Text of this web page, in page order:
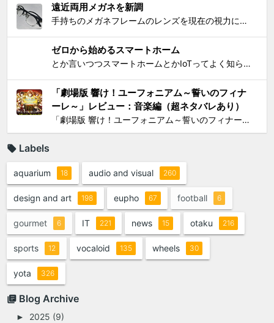
遠近両用メガネを新調
手持ちのメガネフレームのレンズを現在の視力に合わせて総入れ替えしてから気になり始めた手元を見るときの違和感が特にこの1年で増したので、思い切って遠近両用メガネを新調した。要するにアラフィフにふさわしく老眼が進んで近くが見えづらくなったので、道具でサポートせねばならなくなったわけで...
ゼロから始めるスマートホーム
とか言いつつスマートホームとかIoTってよく知らんけど、おもしろ電気小物を活用して家電生活をもっとエンジョイしちゃおう！というわけで初歩的なものからIT系ガジェットまで一気に紹介して使い方の提案をしようと思う。 0）アナログ的なもの：リモコンコンセント、タイマーつきコンセント...
「劇場版 響け！ユーフォニアム～誓いのフィナ
ーレ～」レビュー：音楽編（超ネタバレあり）
「劇場版 響け！ユーフォニアム～誓いのフィナーレ～」レビューシリーズの最後は、 総論 と 作画編 に続いて音楽編。これまでの記事ではいささかシビアな見方をしてきたが、音楽は、これまでと同様の上質さでもって我々を楽しませてくれたと思う。 「ユーフォ」シリーズは、極めてすぐれた音...
Labels
aquarium 18 audio and visual 260
design and art 198 eupho 67 football 6
gourmet 6 IT 221 news 15 otaku 216
sports 12 vocaloid 135 wheels 30
yota 326
Blog Archive
► 2025 (9)